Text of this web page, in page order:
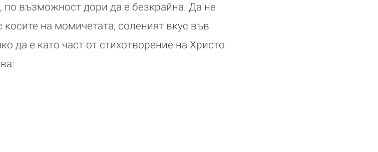
възможност дори да е безкрайна. Да не
на момичетата, соленият вкус във
да е като част от стихотворение на Христо